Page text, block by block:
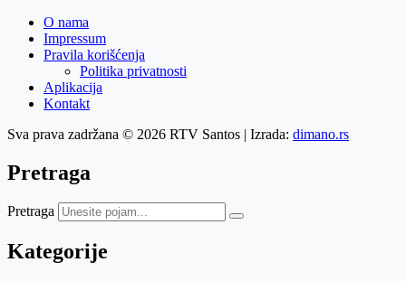
O nama
Impressum
Pravila korišćenja
Politika privatnosti
Aplikacija
Kontakt
Sva prava zadržana © 2026 RTV Santos | Izrada: dimano.rs
Pretraga
Pretraga
Kategorije